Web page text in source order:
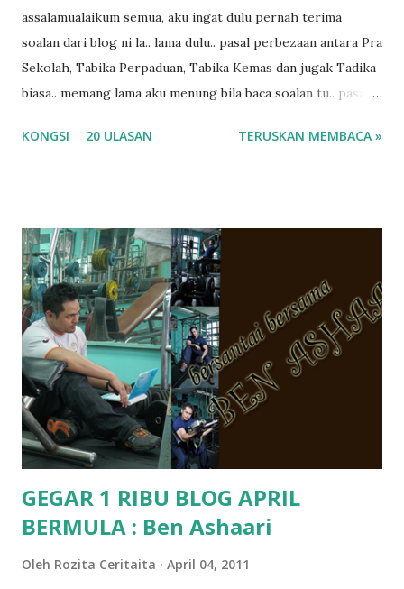
assalamualaikum semua, aku ingat dulu pernah terima
soalan dari blog ni la.. lama dulu.. pasal perbezaan antara Pra
Sekolah, Tabika Perpaduan, Tabika Kemas dan jugak Tadika
biasa.. memang lama aku menung bila baca soalan tu.. pasal
ko.. masa tu aku baru je ada anak sorang dan aku hentam je
tanya sapa-sapa pun masa tu.. bila fikir-fikirkan balik terasa
jugak masa alahai teruknya kami sebagai ibubapa.. dan kami
terasa jugak semakin teruk bila abg long dah masuk 2 tahun
kat salah satu tadika swasta ni.. tapi nampaknya kenal huruf
pun tak tau.. pengsan aku bila ingat balik.. aku mula fikir
mungkin sebab abg long sendiri jenis budak yang ada
masalah dyslexia.. tapi minor la.. nanti la aku cerita pasal
dyslexia tu.. lepas tu kami buat keputusan pu...
KONGSI 20 ULASAN TERUSKAN MEMBACA »
GEGAR 1 RIBU BLOG APRIL
BERMULA : Ben Ashaari
Oleh Rozita Ceritaita April 04, 2011